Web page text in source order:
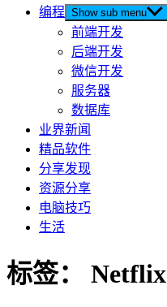
编程 Show sub menu
前端开发
后端开发
微信开发
服务器
数据库
业界新闻
精品软件
分享发现
资源分享
电脑技巧
生活
标签： Netflix